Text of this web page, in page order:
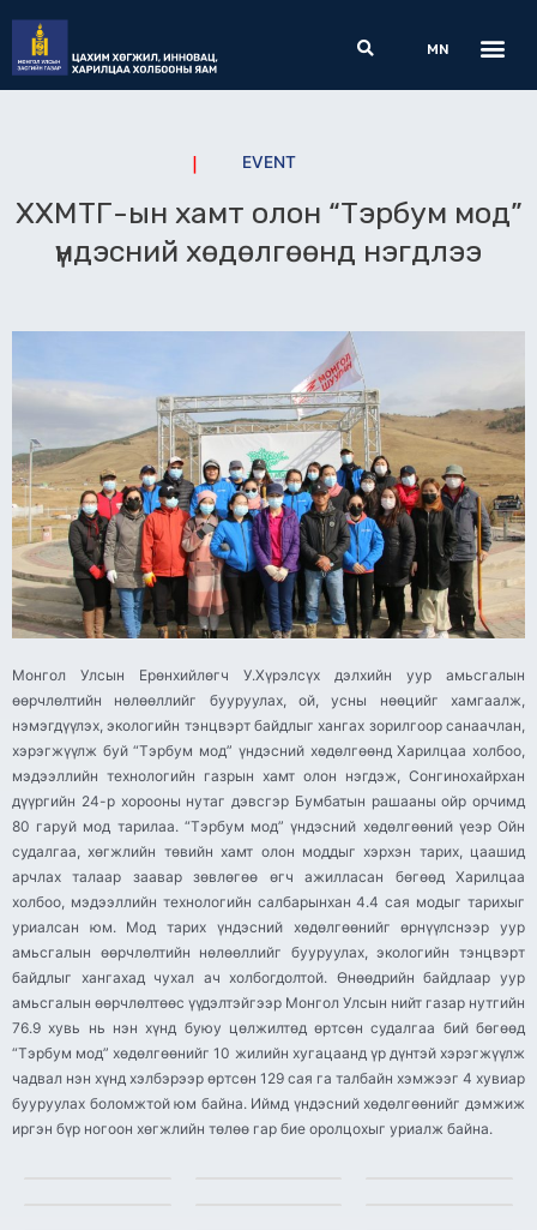
content
Search
MN
EVENT
ХХМТГ-ын хамт олон “Тэрбум мод”
үндэсний хөдөлгөөнд нэгдлээ
Монгол Улсын Ерөнхийлөгч У.Хүрэлсүх дэлхийн уур амьсгалын
өөрчлөлтийн нөлөөллийг бууруулах, ой, усны нөөцийг хамгаалж,
нэмэгдүүлэх, экологийн тэнцвэрт байдлыг хангах зорилгоор санаачлан,
хэрэгжүүлж буй “Тэрбум мод” үндэсний хөдөлгөөнд Харилцаа холбоо,
мэдээллийн технологийн газрын хамт олон нэгдэж, Сонгинохайрхан
дүүргийн 24-р хорооны нутаг дэвсгэр Бумбатын рашааны ойр орчимд
80 гаруй мод тарилаа. “Тэрбум мод” үндэсний хөдөлгөөний үеэр Ойн
судалгаа, хөгжлийн төвийн хамт олон моддыг хэрхэн тарих, цаашид
арчлах талаар заавар зөвлөгөө өгч ажилласан бөгөөд Харилцаа
холбоо, мэдээллийн технологийн салбарынхан 4.4 сая модыг тарихыг
уриалсан юм. Мод тарих үндэсний хөдөлгөөнийг өрнүүлснээр уур
амьсгалын өөрчлөлтийн нөлөөллийг бууруулах, экологийн тэнцвэрт
байдлыг хангахад чухал ач холбогдолтой. Өнөөдрийн байдлаар уур
амьсгалын өөрчлөлтөөс үүдэлтэйгээр Монгол Улсын нийт газар нутгийн
76.9 хувь нь нэн хүнд буюу цөлжилтөд өртсөн судалгаа бий бөгөөд
“Тэрбум мод” хөдөлгөөнийг 10 жилийн хугацаанд үр дүнтэй хэрэгжүүлж
чадвал нэн хүнд хэлбэрээр өртсөн 129 сая га талбайн хэмжээг 4 хувиар
бууруулах боломжтой юм байна. Иймд үндэсний хөдөлгөөнийг дэмжиж
иргэн бүр ногоон хөгжлийн төлөө гар бие оролцохыг уриалж байна.